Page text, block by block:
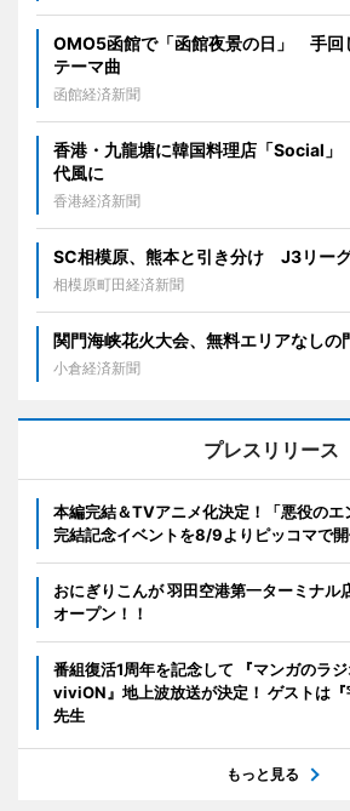
OMO5函館で「函館夜景の日」 手回
テーマ曲
函館経済新聞
香港・九龍塘に韓国料理店「Social
代風に
香港経済新聞
SC相模原、熊本と引き分け J3リー
相模原町田経済新聞
関門海峡花火大会、無料エリアなしの
小倉経済新聞
プレスリリース
本編完結＆TVアニメ化決定！「悪役のエ
完結記念イベントを8/9よりピッコマで
おにぎりこんが 羽田空港第一ターミナル
オープン！！
番組復活1周年を記念して 『マンガのラ
viviON』地上波放送が決定！ ゲストは
先生
もっと見る